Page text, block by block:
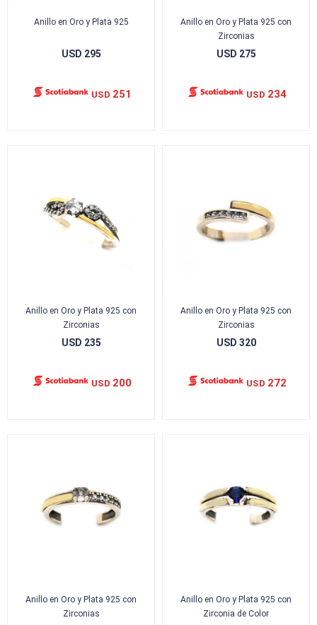
Anillo en Oro y Plata 925
USD 295
USD 251
Anillo en Oro y Plata 925 con
Zirconias
USD 275
USD 234
Anillo en Oro y Plata 925 con
Zirconias
USD 235
USD 200
Anillo en Oro y Plata 925 con
Zirconias
USD 320
USD 272
Anillo en Oro y Plata 925 con
Zirconias
Anillo en Oro y Plata 925 con
Zirconia de Color